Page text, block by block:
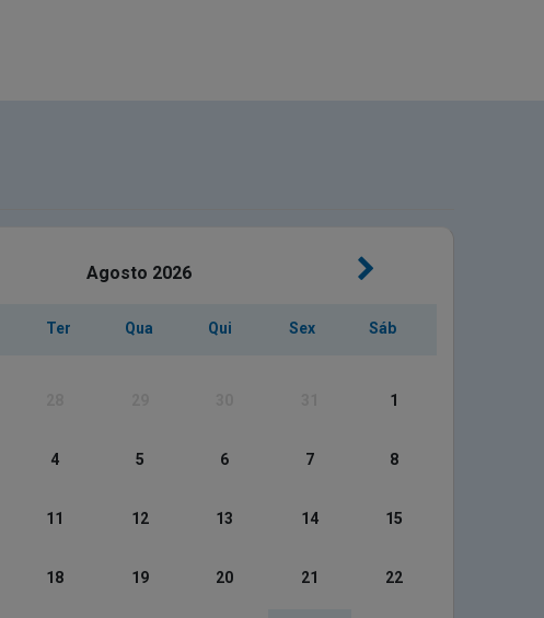
Agosto 2026
Ter Qua Qui Sex Sáb
1
4 5 6 7 8
11 12 13 14 15
18 19 20 21 22